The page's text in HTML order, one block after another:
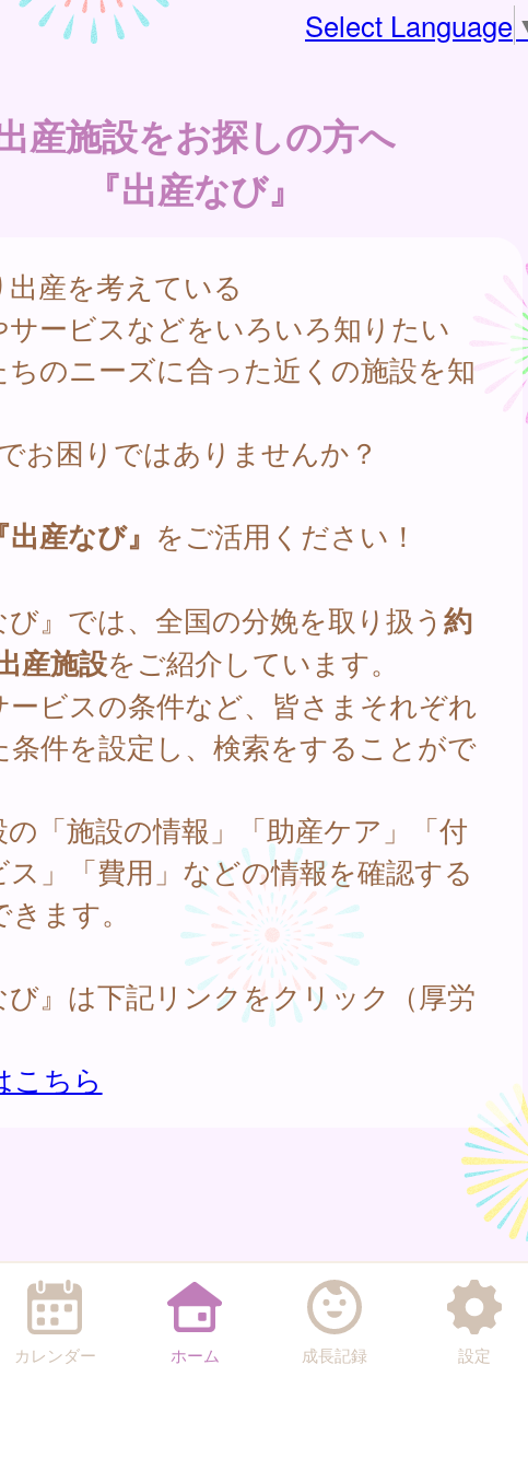
Select Language
産施設をお探しの方へ
『出産なび』
産を考えている
サービスなどをいろいろ知りたい
ちのニーズに合った近くの施設を知
お困りではありませんか？
『出産なび』 をご活用ください！
び』では、全国の分娩を取り扱う 約
産施設をご紹介しています。
ービスの条件など、皆さまそれぞれ
条件を設定し、検索をすることがで
の「施設の情報」「助産ケア」「付
ス」「費用」などの情報を確認する
ます。
び』は下記リンクをクリック（厚労
こちら
カレンダー ホーム 成長記録 設定